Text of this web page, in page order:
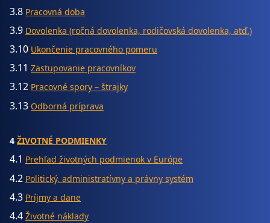
3.8 Pracovná doba
3.9 Dovolenka (ročná dovolenka, rodičovská dovolenka, atď.)
3.10 Ukončenie pracovného pomeru
3.11 Zastupovanie pracovníkov
3.12 Pracovné spory – štrajky
3.13 Odborná príprava
4 ŽIVOTNÉ PODMIENKY
4.1 Prehľad životných podmienok v Európe
4.2 Politický, administratívny a právny systém
4.3 Príjmy a dane
4.4 Životné náklady